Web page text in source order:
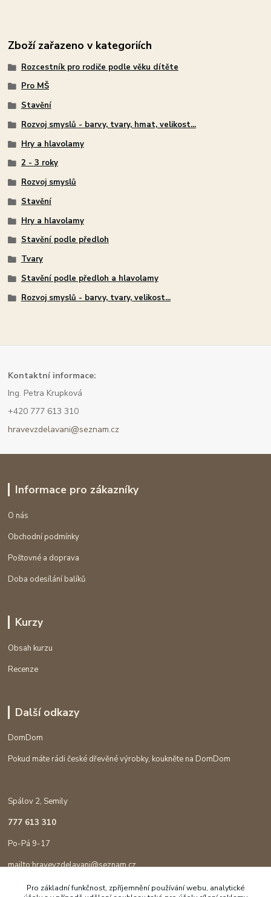
Zboží zařazeno v kategoriích
Rozcestník pro rodiče podle věku dítěte
Pro MŠ
Stavění
Rozvoj smyslů - barvy, tvary, hmat, velikost...
Hry a hlavolamy
2 - 3 roky
Rozvoj smyslů
Stavění
Hry a hlavolamy
Stavění podle předloh
Tvary
Stavění podle předloh a hlavolamy
Rozvoj smyslů - barvy, tvary, velikost...
Kontaktní informace:
Ing. Petra Krupková
+420 777 613 310
hravevzdelavani@seznam.cz
Informace pro zákazníky
O nás
Obchodní podmínky
Poštovné a doprava
Doba odesílání balíků
Kurzy
Obsah kurzu
Recenze
Další odkazy
DomDom
Pokud máte rádi české dřevěné výrobky, koukněte na DomDom
Spálov 2, Semily
777 613 310
Po-Pá 9-17
mailto:hravevzdelavani@seznam.cz
Pro základní funkčnost, zpříjemnění používání webu, analytické